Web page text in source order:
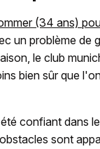
(34 ans)
un problème de
le club
bien sûr que
confiant dans
sont